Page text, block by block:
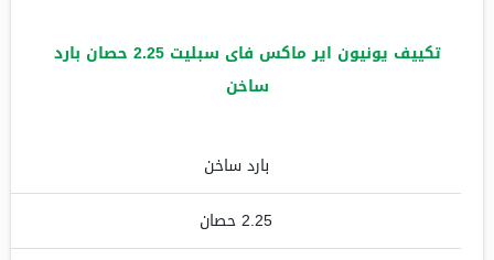
تكييف يونيون اير ماكس فاى سبليت 2.25 حصان بارد
ساخن
بارد ساخن
2.25 حصان